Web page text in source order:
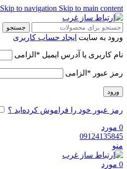
Skip to navigation Skip to main content
جستجو
ورود به سایت ایجاد حساب کاربری
نام کاربری یا آدرس ایمیل * الزامی
رمز عبور * الزامی
ورود
رمز عبور خود را فراموش کرده‌اید ؟
0 مورد
09124135845
منو
0 مورد